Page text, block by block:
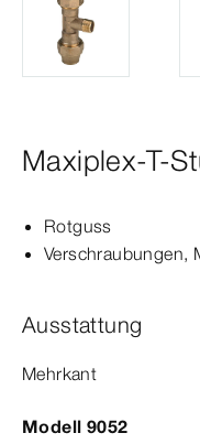
Maxiplex-T-
Rotguss
Verschraubungen,
Ausstattung
Mehrkant
Modell 9052